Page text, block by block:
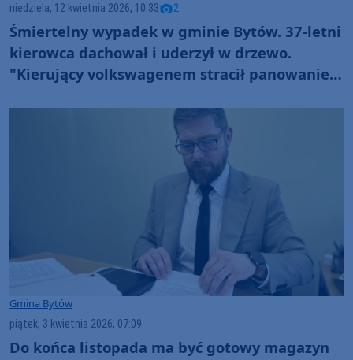
niedziela, 12 kwietnia 2026, 10:33 2
Śmiertelny wypadek w gminie Bytów. 37-letni
kierowca dachował i uderzył w drzewo.
"Kierujący volkswagenem stracił panowanie
Gmina Bytów
piątek, 3 kwietnia 2026, 07:09
Do końca listopada ma być gotowy magazyn